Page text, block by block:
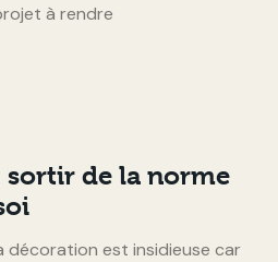
à rendre
sortir de la norme
décoration est insidieuse car